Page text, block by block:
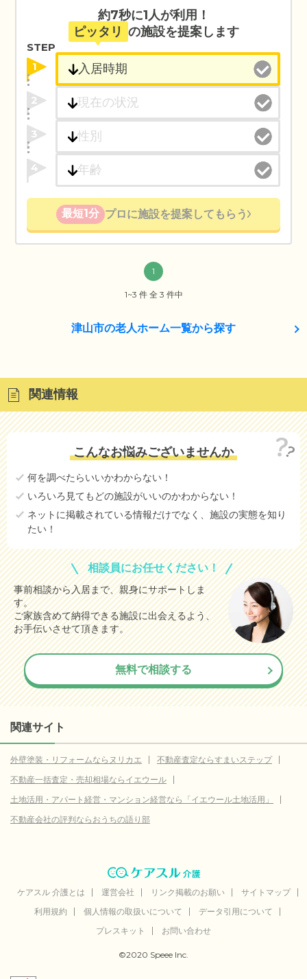
約7秒に1人が利用！
ピッタリ の施設を提案します
STEP
1
2
3
4
最短1分 プロに施設を提案してもらう
1
1~3 件 全 3 件中
津山市の老人ホーム一覧から探す
関連情報
こんなお悩みございませんか
何を調べたらいいかわからない！
いろいろ見てもどの施設がいいのかわからない！
ネットに掲載されている情報だけでなく、施設の実態を知り
たい！
相談員にお任せください！
事前相談から入居まで、親身にサポートしま
す。
ご家族含めて納得できる施設に出会えるよう、
お手伝いさせて頂きます。
無料で相談する
関連サイト
外壁塗装・リフォームならヌリカエ
不動産査定ならすまいステップ
不動産一括査定・売却相場ならイエウール
土地活用・アパート経営・マンション経営なら「イエウール土地活用」
不動産会社の評判ならおうちの語り部
ケアスル 介護とは 運営会社 リンク掲載のお願い
サイトマップ
利用規約
個人情報の取扱いについて
データ引用について
プレスキット
お問い合わせ
©2020 Speee Inc.